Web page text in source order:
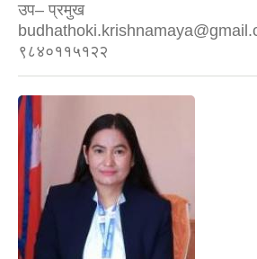
उप– प्रमुख
९८४०११५१२२